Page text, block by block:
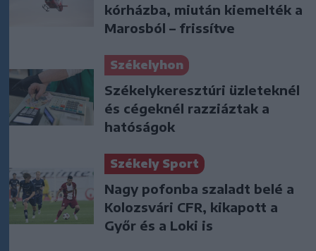
kórházba, miután kiemelték a
Marosból – frissítve
Székelyhon
Székelykeresztúri üzleteknél
és cégeknél razziáztak a
hatóságok
Székely Sport
Nagy pofonba szaladt belé a
Kolozsvári CFR, kikapott a
Győr és a Loki is